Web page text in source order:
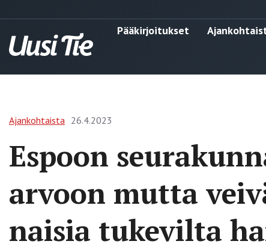
Pääkirjoitukset
Ajankohtaista 26.4.2023
Espoon
arvoon mutta
naisia tukevilta